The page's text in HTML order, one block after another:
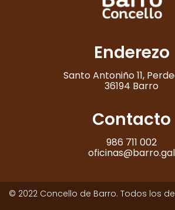
Enderezo
Santo Antoniño 11,
36194 Barro
Contacto
986 711 002
oficinas@barro.gal
© 2022 Concello de Barro. Todos los